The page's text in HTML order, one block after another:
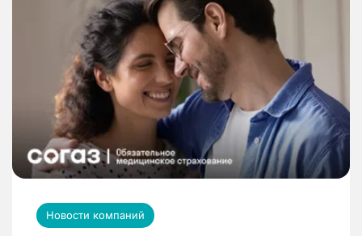
Новости компаний